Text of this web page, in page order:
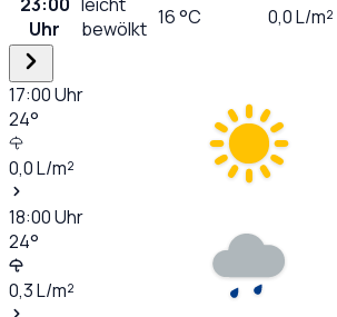
Uhr
bewölkt 16°C 0,0L/m²
17:00Uhr
24°
0,0L/m²
18:00Uhr
24°
0,3L/m²